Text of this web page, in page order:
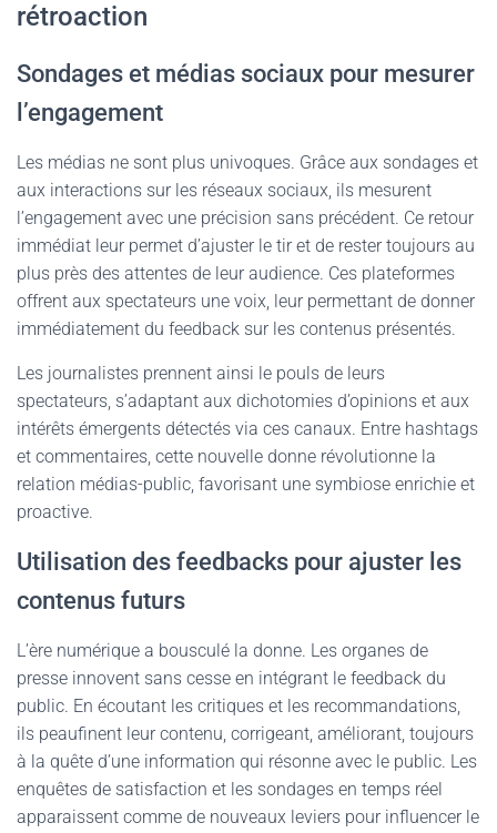
rétroaction
Sondages et médias sociaux pour mesurer
l’engagement
Les médias ne sont plus univoques. Grâce aux sondages et
aux interactions sur les réseaux sociaux, ils mesurent
l’engagement avec une précision sans précédent. Ce retour
immédiat leur permet d’ajuster le tir et de rester toujours au
plus près des attentes de leur audience. Ces plateformes
offrent aux spectateurs une voix, leur permettant de donner
immédiatement du feedback sur les contenus présentés.
Les journalistes prennent ainsi le pouls de leurs
spectateurs, s’adaptant aux dichotomies d’opinions et aux
intérêts émergents détectés via ces canaux. Entre hashtags
et commentaires, cette nouvelle donne révolutionne la
relation médias-public, favorisant une symbiose enrichie et
proactive.
Utilisation des feedbacks pour ajuster les
contenus futurs
L’ère numérique a bousculé la donne. Les organes de
presse innovent sans cesse en intégrant le feedback du
public. En écoutant les critiques et les recommandations,
ils peaufinent leur contenu, corrigeant, améliorant, toujours
à la quête d’une information qui résonne avec le public. Les
enquêtes de satisfaction et les sondages en temps réel
apparaissent comme de nouveaux leviers pour influencer le